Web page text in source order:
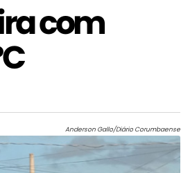
com
Anderson Gallo/Diário Corumbaense